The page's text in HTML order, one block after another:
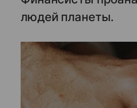
людей планеты.